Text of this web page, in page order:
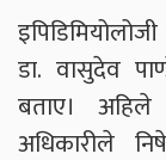
डा. वासुदेव
बताए।
अधिकारीले